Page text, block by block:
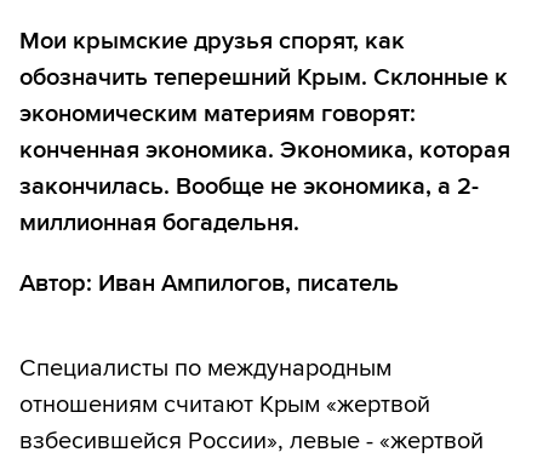
Мои крымские друзья спорят, как
обозначить теперешний Крым. Склонные к
экономическим материям говорят:
конченная экономика. Экономика, которая
закончилась. Вообще не экономика, а 2-
миллионная богадельня.
Автор: Иван Ампилогов, писатель
Специалисты по международным
отношениям считают Крым «жертвой
взбесившейся России», левые - «жертвой